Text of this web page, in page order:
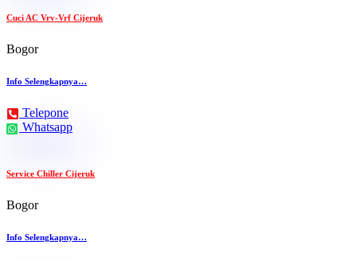
Cuci AC Vrv-Vrf Cijeruk
Bogor
Info Selengkapnya…
Telepone
Whatsapp
Service Chiller Cijeruk
Bogor
Info Selengkapnya…